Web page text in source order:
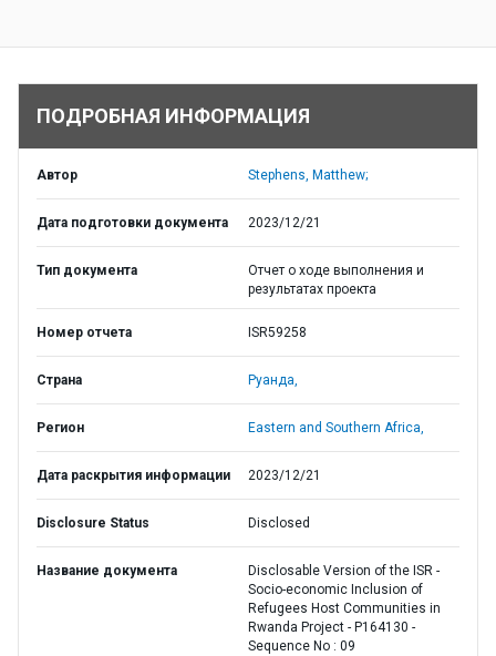
ПОДРОБНАЯ ИНФОРМАЦИЯ
Автор Stephens, Matthew;
Дата подготовки документа 2023/12/21
Тип документа
Отчет о ходе выполнения и
результатах проекта
Номер отчета ISR59258
Страна Руанда,
Регион Eastern and Southern Africa,
Дата раскрытия информации 2023/12/21
Disclosure Status Disclosed
Название документа
Disclosable Version of the ISR -
Socio-economic Inclusion of
Refugees Host Communities in
Rwanda Project - P164130 -
Sequence No : 09